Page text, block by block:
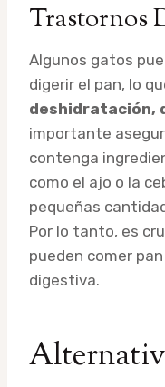
Trastornos
Algunos gatos
digerir el pan, lo
deshidratación,
importante
contenga
como el ajo o la
pequeñas
Por lo tanto, es
pueden comer
digestiva.